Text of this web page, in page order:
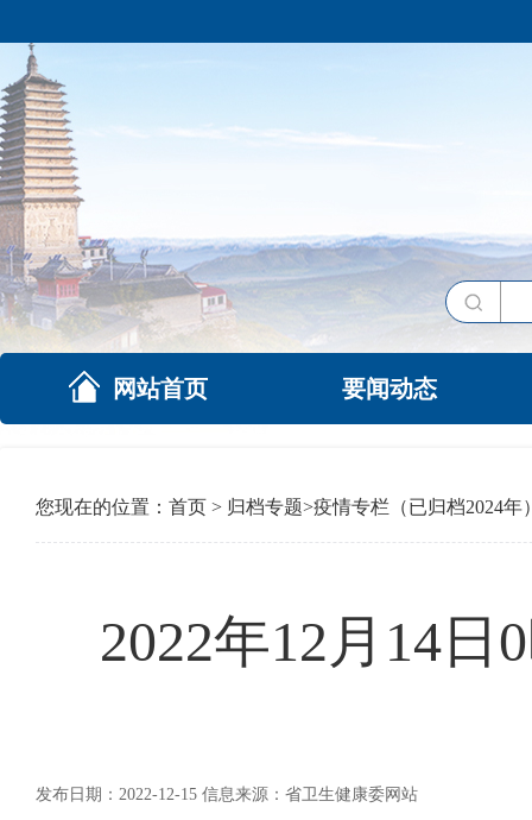
网站首页 要闻动态
您现在的位置： 首页 > 归档专题>疫情专栏（已归档2024年
2022年12月14
发布日期：2022-12-15 信息来源：省卫生健康委网站